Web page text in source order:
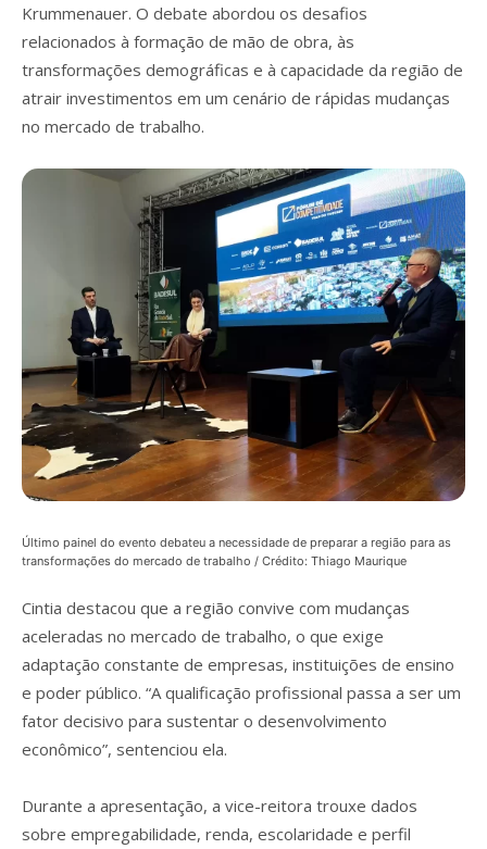
Krummenauer. O debate abordou os desafios
relacionados à formação de mão de obra, às
transformações demográficas e à capacidade da região de
atrair investimentos em um cenário de rápidas mudanças
no mercado de trabalho.
Último painel do evento debateu a necessidade de preparar a região para as
transformações do mercado de trabalho / Crédito: Thiago Maurique
Cintia destacou que a região convive com mudanças
aceleradas no mercado de trabalho, o que exige
adaptação constante de empresas, instituições de ensino
e poder público. “A qualificação profissional passa a ser um
fator decisivo para sustentar o desenvolvimento
econômico”, sentenciou ela.
Durante a apresentação, a vice-reitora trouxe dados
sobre empregabilidade, renda, escolaridade e perfil